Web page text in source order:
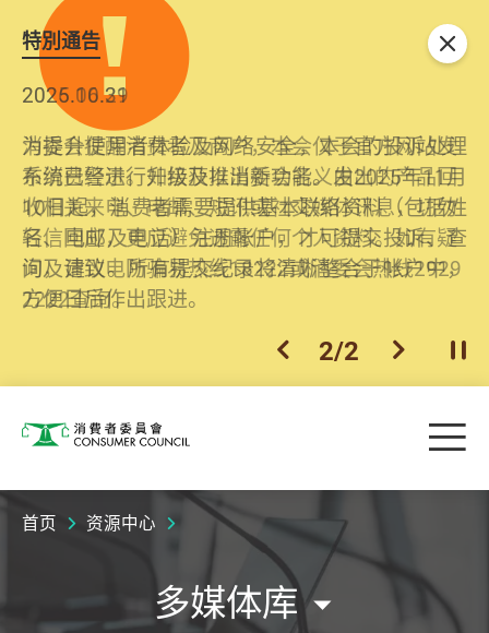
特別通告
2026.06.29
消委会提醒消费者及商户，本会仅于官方网站发
布消费警示。如接获以消委会名义发出的产品回
收相关来电、电邮、短讯或社交媒体讯息，切勿
轻信回应，更应避免透露任何个人资料。如有疑
问，请致电防骗易热线18222或消委会热线2929
2222查询。
2025.10.31
为提升使用者体验及网络安全，本会的投诉处理
系统已经进行升级及推出新功能。由2025年11月
10日起，消费者需要提供基本联络资料（包括姓
名、电邮及电话）注册帐户，才可提交投诉、查
询及建议。所有提交纪录将清晰整合于帐户中，
方便日后作出跟进。
上一个
2/2 下一个开
关闭
消费者委员会 目
首页 资源中心
多媒体库